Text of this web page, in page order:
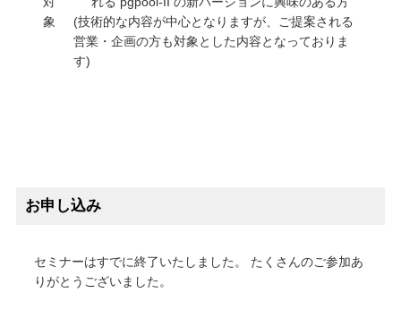
象
(技術的な内容が中心となりますが、ご提案される
営業・企画の方も対象とした内容となっておりま
す)
お申し込み
セミナーはすでに終了いたしました。 たくさんのご参加あ
りがとうございました。